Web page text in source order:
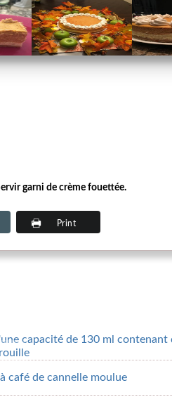
garni de crème fouettée.
Print
capacité de 130 ml contenant
café de cannelle moulue